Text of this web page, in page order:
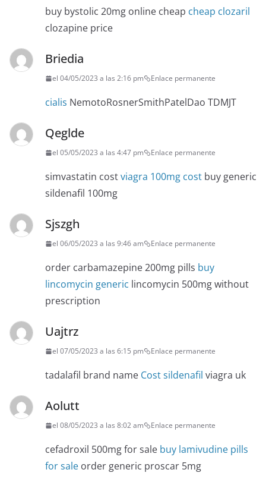
buy bystolic 20mg online cheap cheap clozaril
clozapine price
Briedia
el 04/05/2023 a las 2:16 pm Enlace permanente
cialis NemotoRosnerSmithPatelDao TDMJT
Qeglde
el 05/05/2023 a las 4:47 pm Enlace permanente
simvastatin costviagra 100mg cost buy generic
sildenafil 100mg
Sjszgh
el 06/05/2023 a las 9:46 am Enlace permanente
order carbamazepine 200mg pills buy
lincomycin generic lincomycin 500mg without
prescription
Uajtrz
el 07/05/2023 a las 6:15 pm Enlace permanente
tadalafil brand name Cost sildenafil viagra uk
Aolutt
el 08/05/2023 a las 8:02 am Enlace permanente
cefadroxil 500mg for sale buy lamivudine pills
for sale order generic proscar 5mg